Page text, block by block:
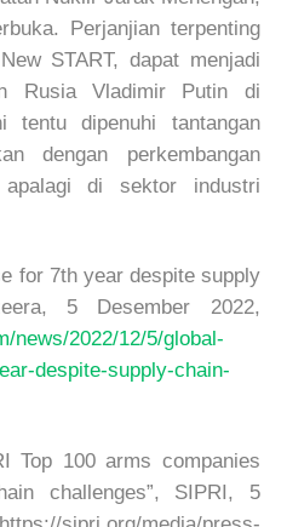
Perjanjian terpenting
START, dapat menjadi
Rusia Vladimir Putin di
tentu dipenuhi tantangan
dengan perkembangan
di sektor industri
for 7th year despite supply
5 Desember 2022,
news/2022/12/5/global-
despite-supply-chain-
Top 100 arms companies
challenges”, SIPRI, 5